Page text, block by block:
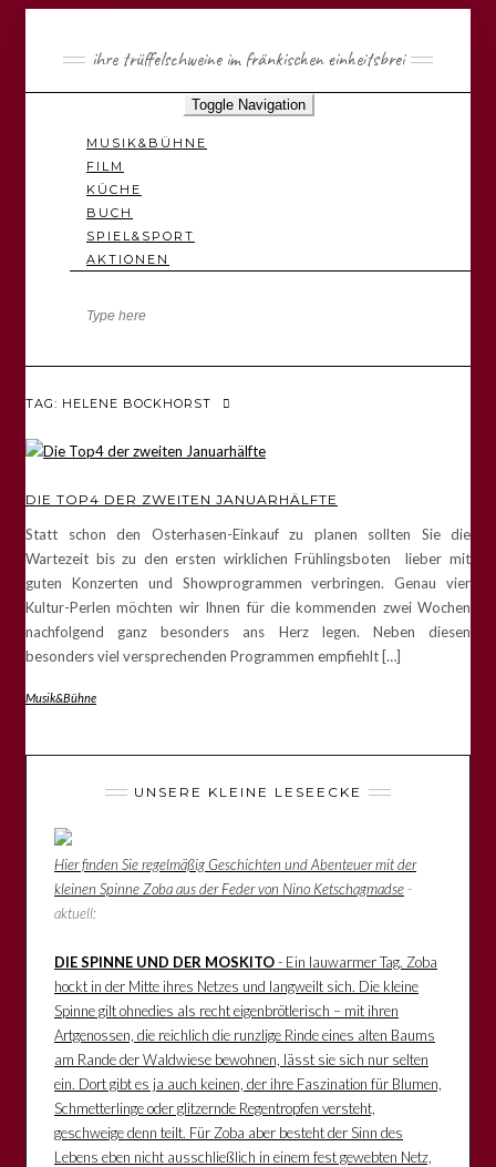
ihre trüffelschweine im fränkischen einheitsbrei
Toggle Navigation
MUSIK&BÜHNE
FILM
KÜCHE
BUCH
SPIEL&SPORT
AKTIONEN
TAG: HELENE BOCKHORST
DIE TOP4 DER ZWEITEN JANUARHÄLFTE
Statt schon den Osterhasen-Einkauf zu planen sollten Sie die
Wartezeit bis zu den ersten wirklichen Frühlingsboten lieber mit
guten Konzerten und Showprogrammen verbringen. Genau vier
Kultur-Perlen möchten wir Ihnen für die kommenden zwei Wochen
nachfolgend ganz besonders ans Herz legen. Neben diesen
besonders viel versprechenden Programmen empfiehlt […]
Musik&Bühne
UNSERE KLEINE LESEECKE
Hier finden Sie regelmäßig Geschichten und Abenteuer mit der
kleinen Spinne Zoba aus der Feder von Nino Ketschagmadse-
aktuell:
DIE SPINNE UND DER MOSKITO- Ein lauwarmer Tag. Zoba
hockt in der Mitte ihres Netzes und langweilt sich. Die kleine
Spinne gilt ohnedies als recht eigenbrötlerisch – mit ihren
Artgenossen, die reichlich die runzlige Rinde eines alten Baums
am Rande der Waldwiese bewohnen, lässt sie sich nur selten
ein. Dort gibt es ja auch keinen, der ihre Faszination für Blumen,
Schmetterlinge oder glitzernde Regentropfen versteht,
geschweige denn teilt. Für Zoba aber besteht der Sinn des
Lebens eben nicht ausschließlich in einem fest gewebten Netz,